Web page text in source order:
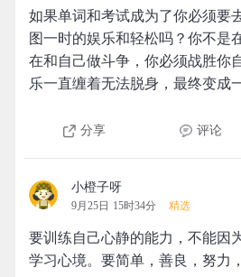
如果单词和考试成为了你必须要
图一时的娱乐和轻松吗？你不是
在和自己做斗争，你必须战胜你
乐一直缠着无法脱身，最终变成
分享 评论
小橙子呀
9月25日 15时34分 精选
要训练自己心静的能力，不能因
学习心境。要简单，善良，努